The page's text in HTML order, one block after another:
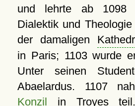
und lehrte ab 1098
Dialektik und
der damaligen
in Paris; 1103 wurde
Unter seinen
Abaelardus. 1107
Konzil in Troyesteil.